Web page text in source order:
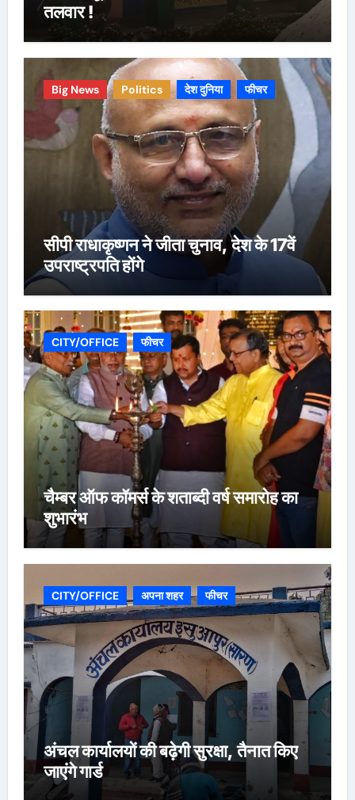
तलवार !
Big News Politics देश दुनिया फीचर
सीपी राधाकृष्णन ने जीता चुनाव, देश के 17वें
उपराष्ट्रपति होंगे
CITY/OFFICE फीचर
चैम्बर ऑफ कॉमर्स के शताब्दी वर्ष समारोह का
शुभारंभ
CITY/OFFICE अपना शहर फीचर
अंचल कार्यालयों की बढ़ेगी सुरक्षा, तैनात किए
जाएंगे गार्ड